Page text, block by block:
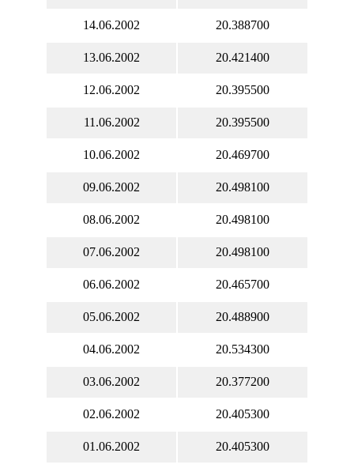
14.06.2002 20.388700
13.06.2002 20.421400
12.06.2002 20.395500
11.06.2002 20.395500
10.06.2002 20.469700
09.06.2002 20.498100
08.06.2002 20.498100
07.06.2002 20.498100
06.06.2002 20.465700
05.06.2002 20.488900
04.06.2002 20.534300
03.06.2002 20.377200
02.06.2002 20.405300
01.06.2002 20.405300